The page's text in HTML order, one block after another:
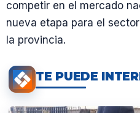
competir en el mercado
nueva etapa para el
la provincia.
TE PUEDE